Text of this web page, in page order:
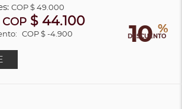
10 %
DESCUENTO
COP$ 49.000
COP $ 44.100
COP $ -4.900